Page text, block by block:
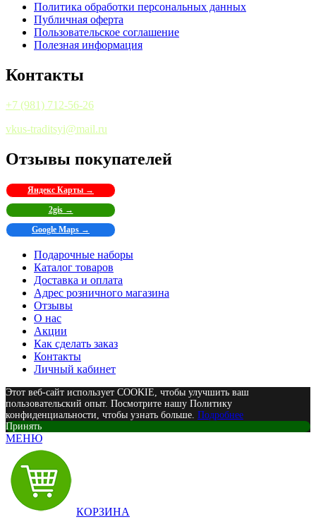
Политика обработки персональных данных
Публичная оферта
Пользовательское соглашение
Полезная информация
Контакты
+7 (981) 712-56-26
vkus-traditsyi@mail.ru
Отзывы покупателей
Яндекс Карты →
2gis →
Google Maps →
Подарочные наборы
Каталог товаров
Доставка и оплата
Адрес розничного магазина
Отзывы
О нас
Акции
Как сделать заказ
Контакты
Личный кабинет
Этот веб-сайт использует COOKIE, чтобы улучшить ваш
пользовательский опыт. Посмотрите нашу Политику
конфиденциальности, чтобы узнать больше. Подробнее
Принять
МЕНЮ
КОРЗИНА